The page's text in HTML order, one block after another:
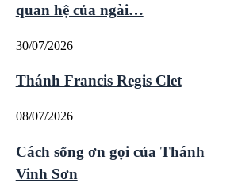
quan hệ của ngài…
30/07/2026
Thánh Francis Regis Clet
08/07/2026
Cách sống ơn gọi của Thánh
Vinh Sơn